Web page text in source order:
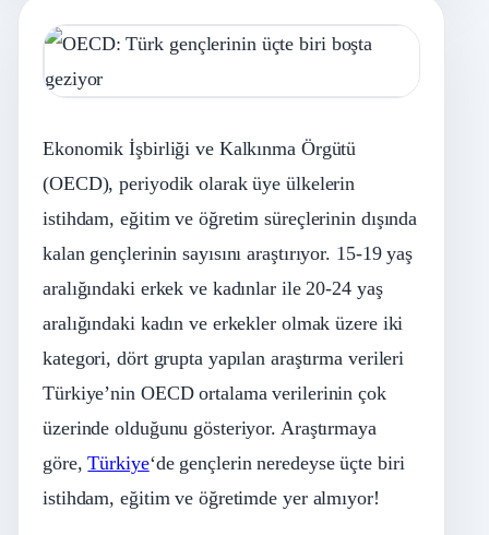
Ekonomik İşbirliği ve Kalkınma Örgütü
(OECD), periyodik olarak üye ülkelerin
istihdam, eğitim ve öğretim süreçlerinin dışında
kalan gençlerinin sayısını araştırıyor. 15-19 yaş
aralığındaki erkek ve kadınlar ile 20-24 yaş
aralığındaki kadın ve erkekler olmak üzere iki
kategori, dört grupta yapılan araştırma verileri
Türkiye’nin OECD ortalama verilerinin çok
üzerinde olduğunu gösteriyor. Araştırmaya
göre,Türkiye‘de gençlerin neredeyse üçte biri
istihdam, eğitim ve öğretimde yer almıyor!